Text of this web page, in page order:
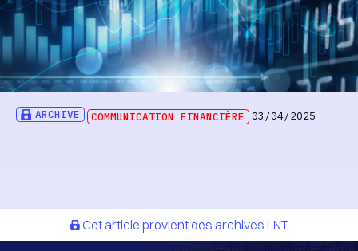
ARCHIVE COMMUNICATION FINANCIÈRE 03/04/2025
Cet article provient des archives LNT